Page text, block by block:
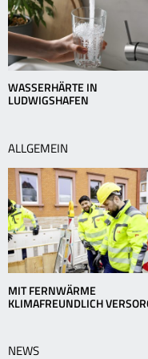
WASSERHÄRTE IN
LUDWIGSHAFEN
ALLGEMEIN
MIT FERNWÄRME
KLIMAFREUNDLICH
NEWS